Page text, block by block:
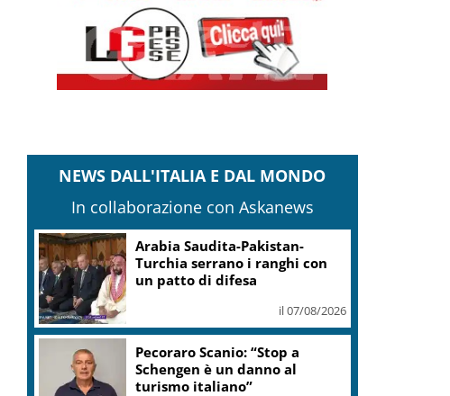
NEWS DALL'ITALIA E DAL MONDO
In collaborazione con Askanews
Arabia Saudita-Pakistan-
Turchia serrano i ranghi con
un patto di difesa
il 07/08/2026
Pecoraro Scanio: “Stop a
Schengen è un danno al
turismo italiano”